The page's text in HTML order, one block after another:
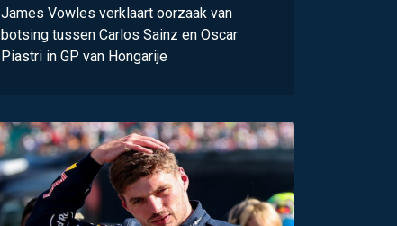
James Vowles verklaart oorzaak van
botsing tussen Carlos Sainz en Oscar
Piastri in GP van Hongarije